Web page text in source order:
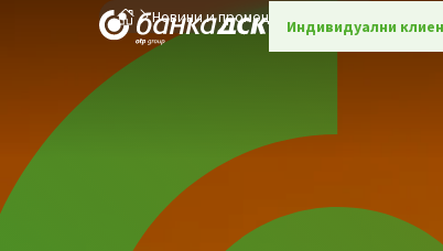
Индивидуални
Новини и промоции